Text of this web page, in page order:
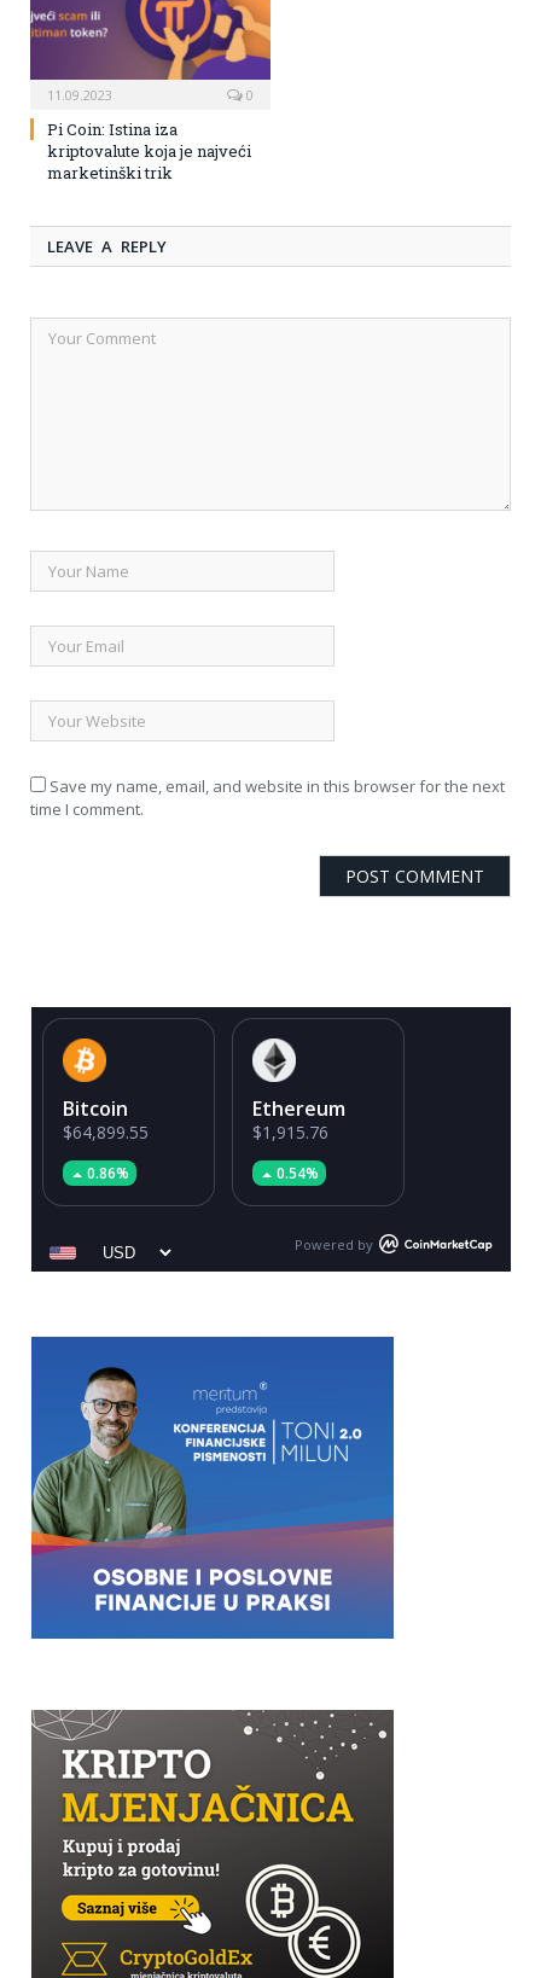
11.09.2023 0
Pi Coin: Istina iza
kriptovalute koja je najveći
marketinški trik
LEAVE A REPLY
Save my name, email, and website in this browser for the next
time I comment.
Bitcoin
$64,899.55
0.86%
Ethereum
$1,915.76
0.54%
Powered by